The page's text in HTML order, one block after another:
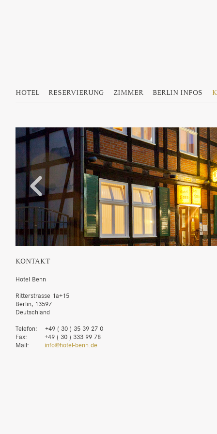
Zum Inhalt wechseln
Zum sekundären Inhalt wechseln
HOTEL RESERVIERUNG ZIMMER BERLIN INFOS
KONTAKT
Hotel Benn
Ritterstrasse 1a+15
Berlin, 13597
Deutschland
Telefon: +49 ( 30 ) 35 39 27 0
Fax: +49 ( 30 ) 333 99 78
Mail: info@hotel-benn.de